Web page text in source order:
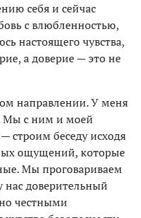
себя и сейчас
с влюбленностью,
настоящего чувства,
а доверие — это не
направлении. У меня
Мы с ним и моей
строим беседу исходя
ощущений, которые
Мы проговариваем
доверительный
честными